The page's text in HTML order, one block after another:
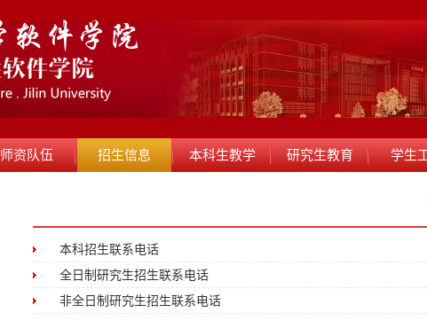
师资队伍 招生信息 本科生教学 研究生教育 学生
本科招生联系电话
全日制研究生招生联系电话
非全日制研究生招生联系电话